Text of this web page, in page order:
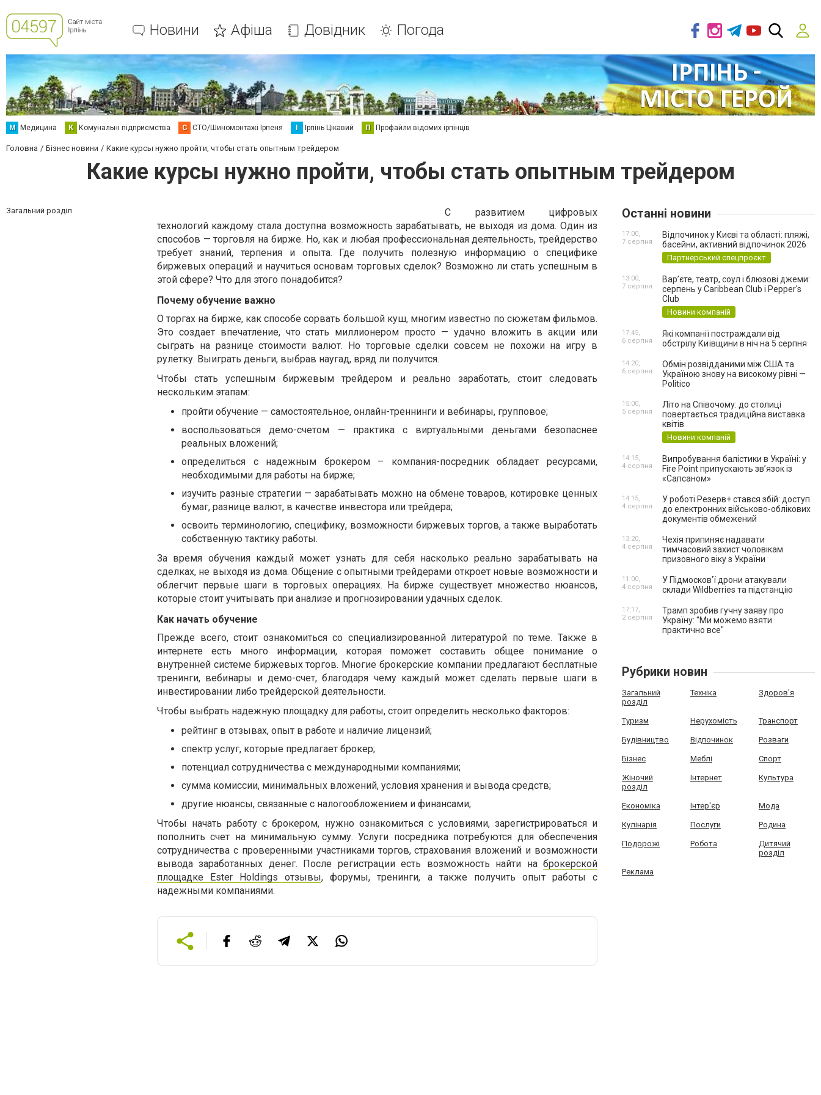
Новини Афіша Довідник Погода
М Медицина К Комунальні підприємства С СТО/Шиномонтажі Ірпеня І Ірпінь Цікавий П Профайли відомих ірпінців
Головна Бізнес новини Какие курсы нужно пройти, чтобы стать опытным трейдером
Какие курсы нужно пройти, чтобы стать опытным трейдером
Загальний розділ
С развитием цифровых
технологий каждому стала доступна возможность зарабатывать, не выходя из дома. Один из
способов — торговля на бирже. Но, как и любая профессиональная деятельность, трейдерство
требует знаний, терпения и опыта. Где получить полезную информацию о специфике
биржевых операций и научиться основам торговых сделок? Возможно ли стать успешным в
этой сфере? Что для этого понадобится?
Почему обучение важно
О торгах на бирже, как способе сорвать большой куш, многим известно по сюжетам фильмов.
Это создает впечатление, что стать миллионером просто — удачно вложить в акции или
сыграть на разнице стоимости валют. Но торговые сделки совсем не похожи на игру в
рулетку. Выиграть деньги, выбрав наугад, вряд ли получится.
Чтобы стать успешным биржевым трейдером и реально заработать, стоит следовать
нескольким этапам:
пройти обучение — самостоятельное, онлайн-треннинги и вебинары, групповое;
воспользоваться демо-счетом — практика с виртуальными деньгами безопаснее
реальных вложений;
определиться с надежным брокером – компания-посредник обладает ресурсами,
необходимыми для работы на бирже;
изучить разные стратегии — зарабатывать можно на обмене товаров, котировке ценных
бумаг, разнице валют, в качестве инвестора или трейдера;
освоить терминологию, специфику, возможности биржевых торгов, а также выработать
собственную тактику работы.
За время обучения каждый может узнать для себя насколько реально зарабатывать на
сделках, не выходя из дома. Общение с опытными трейдерами откроет новые возможности и
облегчит первые шаги в торговых операциях. На бирже существует множество нюансов,
которые стоит учитывать при анализе и прогнозировании удачных сделок.
Как начать обучение
Прежде всего, стоит ознакомиться со специализированной литературой по теме. Также в
интернете есть много информации, которая поможет составить общее понимание о
внутренней системе биржевых торгов. Многие брокерские компании предлагают бесплатные
тренинги, вебинары и демо-счет, благодаря чему каждый может сделать первые шаги в
инвестировании либо трейдерской деятельности.
Чтобы выбрать надежную площадку для работы, стоит определить несколько факторов:
рейтинг в отзывах, опыт в работе и наличие лицензий;
спектр услуг, которые предлагает брокер;
потенциал сотрудничества с международными компаниями;
сумма комиссии, минимальных вложений, условия хранения и вывода средств;
другие нюансы, связанные с налогообложением и финансами;
Чтобы начать работу с брокером, нужно ознакомиться с условиями, зарегистрироваться и
пополнить счет на минимальную сумму. Услуги посредника потребуются для обеспечения
сотрудничества с проверенными участниками торгов, страхования вложений и возможности
вывода заработанных денег. После регистрации есть возможность найти на брокерской
площадке Ester Holdings отзывы, форумы, тренинги, а также получить опыт работы с
надежными компаниями.
Останні новини
Відпочинок у Києві та області: пляжі,
басейни, активний відпочинок 2026
Партнерський спецпроєкт
17:00,
7 серпня
Вар’єте, театр, соул і блюзові джеми:
серпень у Caribbean Club і Pepper's
Club
Новини компаній
13:00,
7 серпня
Які компанії постраждали від
обстрілу Київщини в ніч на 5 серпня
17:45,
6 серпня
Обмін розвідданими між США та
Україною знову на високому рівні —
Politico
14:20,
6 серпня
Літо на Співочому: до столиці
повертається традиційна виставка
квітів
Новини компаній
15:00,
5 серпня
Випробування балістики в Україні: у
Fire Point припускають зв’язок із
«Сапсаном»
14:15,
4 серпня
У роботі Резерв+ стався збій: доступ
до електронних військово-облікових
документів обмежений
14:15,
4 серпня
Чехія припиняє надавати
тимчасовий захист чоловікам
призовного віку з України
13:20,
4 серпня
У Підмосков’ї дрони атакували
склади Wildberries та підстанцію
11:00,
4 серпня
Трамп зробив гучну заяву про
Україну: "Ми можемо взяти
практично все"
17:17,
2 серпня
Рубрики новин
Загальний
розділ
Техніка Здоров'я
Туризм Нерухомість Транспорт
Будівництво Відпочинок Розваги
Бізнес Меблі Спорт
Жіночий
розділ
Інтернет Культура
Економіка Інтер'єр Мода
Кулінарія Послуги Родина
Подорожі Робота
Дитячий
розділ
Реклама